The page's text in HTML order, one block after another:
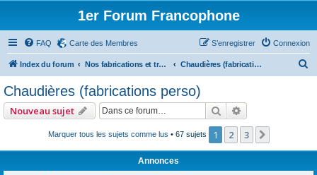
1er Forum Francophone
FAQ Carte des Membres Connexion
S’enregistrer
Index du forum Nos fabrications et travaux (sauf machines) Chaudières (fabrications perso)
Chaudières (fabrications perso)
Nouveau sujet Rechercher
Marquer tous les sujets comme lus • 67 sujets 1 2 3
Annonces